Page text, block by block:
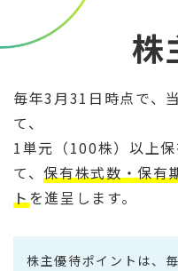
株
毎年3月31日時点で、
て、
1単元（100株）以上
て、保有株式数・保有
トを進呈します。
株主優待ポイントは、